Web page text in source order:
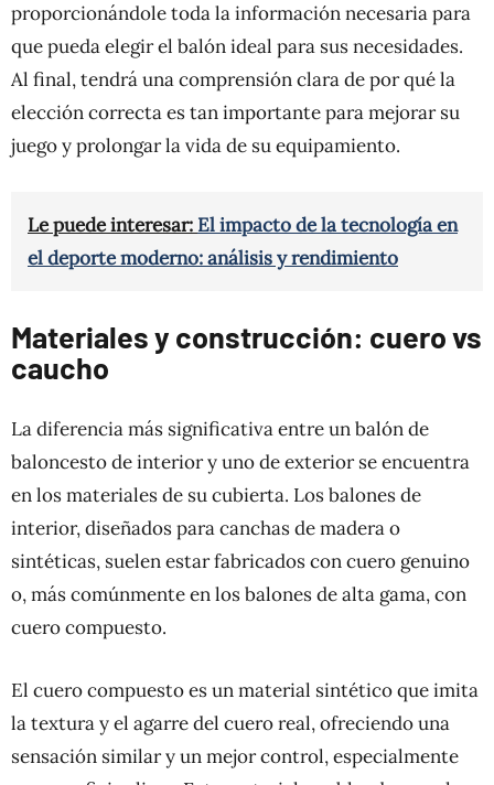
proporcionándole toda la información necesaria para
que pueda elegir el balón ideal para sus necesidades.
Al final, tendrá una comprensión clara de por qué la
elección correcta es tan importante para mejorar su
juego y prolongar la vida de su equipamiento.
Le puede interesar: El impacto de la tecnología en
el deporte moderno: análisis y rendimiento
Materiales y construcción: cuero vs
caucho
La diferencia más significativa entre un balón de
baloncesto de interior y uno de exterior se encuentra
en los materiales de su cubierta. Los balones de
interior, diseñados para canchas de madera o
sintéticas, suelen estar fabricados con cuero genuino
o, más comúnmente en los balones de alta gama, con
cuero compuesto.
El cuero compuesto es un material sintético que imita
la textura y el agarre del cuero real, ofreciendo una
sensación similar y un mejor control, especialmente